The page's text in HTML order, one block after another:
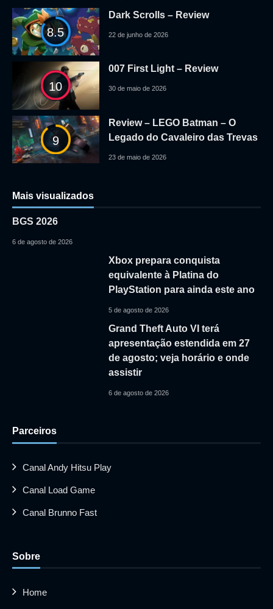
8.5
Dark Scrolls – Review
22 de junho de 2026
10
007 First Light – Review
30 de maio de 2026
9
Review – LEGO Batman – O
Legado do Cavaleiro das Trevas
23 de maio de 2026
Mais visualizados
BGS 2026
6 de agosto de 2026
Xbox prepara conquista
equivalente à Platina do
PlayStation para ainda este ano
5 de agosto de 2026
Grand Theft Auto VI terá
apresentação estendida em 27
de agosto; veja horário e onde
assistir
6 de agosto de 2026
Parceiros
Canal Andy Hitsu Play
Canal Load Game
Canal Brunno Fast
Sobre
Home